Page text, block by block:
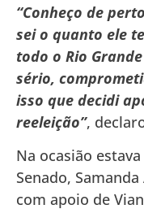
“Conheço de
sei o quanto ele
todo o Rio
sério,
isso que decidi
reeleição”,
Na ocasião
Senado,
com apoio de